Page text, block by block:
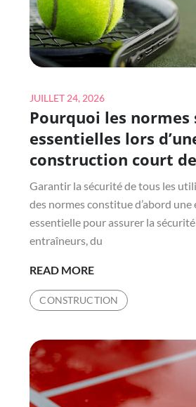
DE
TENNIS
?
Posted
on
JUILLET 24, 2026
Pourquoi les normes
essentielles lors
construction court
Garantir la sécurité de tous les
des normes constitue d’abord une
essentielle pour assurer la
entraîneurs, du
READ MOREPOURQUOI
LES
NORMES
ELLES
ESSENTIELLES
LORS
D’UNE
CONSTRUCTION